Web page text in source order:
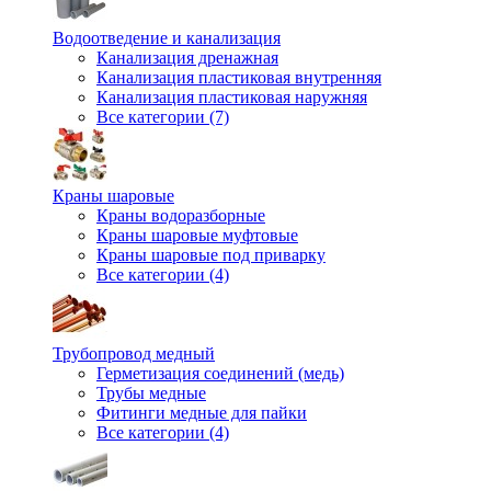
Водоотведение и канализация
Канализация дренажная
Канализация пластиковая внутренняя
Канализация пластиковая наружняя
Все категории (7)
Краны шаровые
Краны водоразборные
Краны шаровые муфтовые
Краны шаровые под приварку
Все категории (4)
Трубопровод медный
Герметизация соединений (медь)
Трубы медные
Фитинги медные для пайки
Все категории (4)